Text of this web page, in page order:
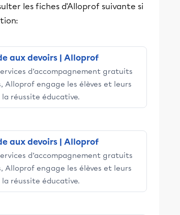
les fiches d'Alloprof suivante si
aux devoirs | Alloprof
d’accompagnement gratuits
Alloprof engage les élèves et leurs
réussite éducative.
aux devoirs | Alloprof
d’accompagnement gratuits
Alloprof engage les élèves et leurs
réussite éducative.